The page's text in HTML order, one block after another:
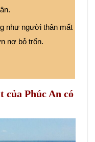
như người thân mất
nợ bỏ trốn.
của Phúc An có